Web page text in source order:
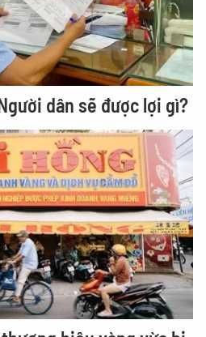
dân sẽ được lợi gì?